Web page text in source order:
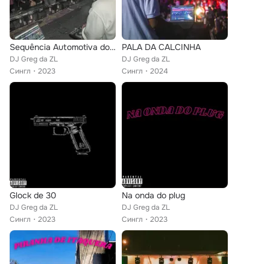
Sequência Automotiva do Tira e Bota
DJ Greg da ZL
Сингл
2023
PALA DA CALCINHA
DJ Greg da ZL
Сингл
2024
Glock de 30
DJ Greg da ZL
Сингл
2023
Na onda do plug
DJ Greg da ZL
Сингл
2023